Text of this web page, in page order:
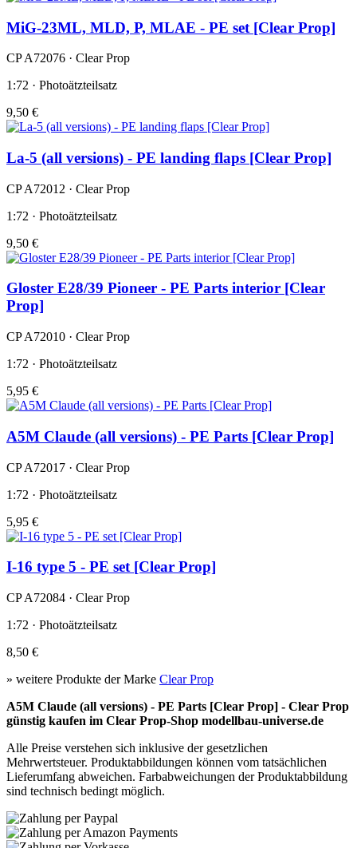
MiG-23ML, MLD, P, MLAE - PE set [Clear Prop]
CP A72076 · Clear Prop
1:72 · Photoätzteilsatz
9,50 €
La-5 (all versions) - PE landing flaps [Clear Prop]
CP A72012 · Clear Prop
1:72 · Photoätzteilsatz
9,50 €
Gloster E28/39 Pioneer - PE Parts interior [Clear
Prop]
CP A72010 · Clear Prop
1:72 · Photoätzteilsatz
5,95 €
A5M Claude (all versions) - PE Parts [Clear Prop]
CP A72017 · Clear Prop
1:72 · Photoätzteilsatz
5,95 €
I-16 type 5 - PE set [Clear Prop]
CP A72084 · Clear Prop
1:72 · Photoätzteilsatz
8,50 €
» weitere Produkte der Marke Clear Prop
A5M Claude (all versions) - PE Parts [Clear Prop] - Clear Prop
günstig kaufen im Clear Prop-Shop modellbau-universe.de
Alle Preise verstehen sich inklusive der gesetzlichen
Mehrwertsteuer. Produktabbildungen können vom tatsächlichen
Lieferumfang abweichen. Farbabweichungen der Produktabbildung
sind technisch bedingt möglich.